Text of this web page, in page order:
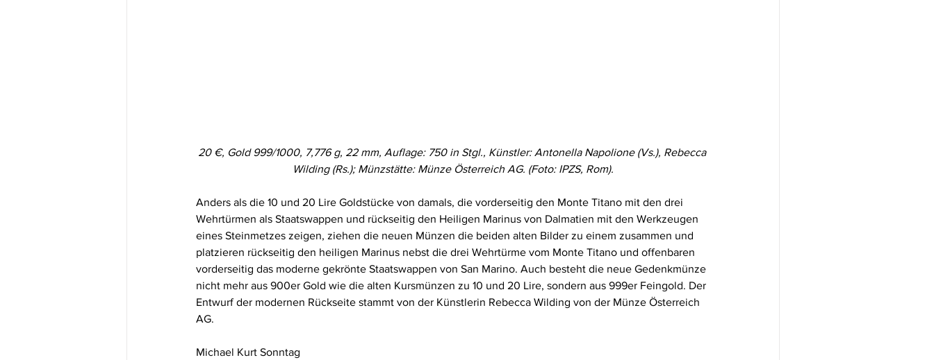
20 €, Gold 999/1000, 7,776 g, 22 mm, Auflage: 750 in Stgl., Künstler: Antonella Napolione (Vs.), Rebecca
Wilding (Rs.); Münzstätte: Münze Österreich AG. (Foto: IPZS, Rom).
Anders als die 10 und 20 Lire Goldstücke von damals, die vorderseitig den Monte Titano mit den drei
Wehrtürmen als Staatswappen und rückseitig den Heiligen Marinus von Dalmatien mit den Werkzeugen
eines Steinmetzes zeigen, ziehen die neuen Münzen die beiden alten Bilder zu einem zusammen und
platzieren rückseitig den heiligen Marinus nebst die drei Wehrtürme vom Monte Titano und offenbaren
vorderseitig das moderne gekrönte Staatswappen von San Marino. Auch besteht die neue Gedenkmünze
nicht mehr aus 900er Gold wie die alten Kursmünzen zu 10 und 20 Lire, sondern aus 999er Feingold. Der
Entwurf der modernen Rückseite stammt von der Künstlerin Rebecca Wilding von der Münze Österreich
AG.
Michael Kurt Sonntag